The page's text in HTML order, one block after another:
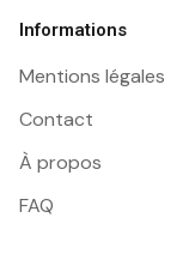
Informations
Mentions légales
Contact
À propos
FAQ